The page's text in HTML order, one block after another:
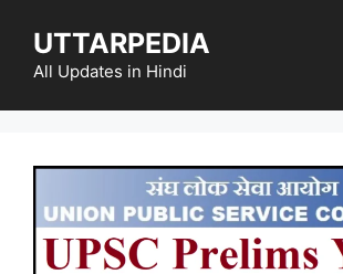
content
UTTARPEDIA
All Updates in Hindi